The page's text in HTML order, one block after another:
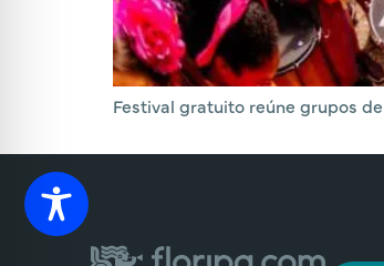
Festival gratuito reúne grupos